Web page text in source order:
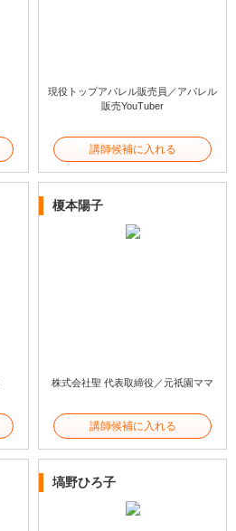
現役トップアパレル販売員／アパレル
販売YouTuber
講師候補に入れる
榎本陽子
株式会社聖 代表取締役／元祇園ママ
講師候補に入れる
塙野ひろ子